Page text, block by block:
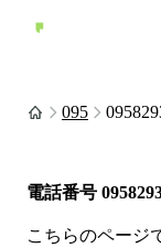
095
電話番号
こちらのページ